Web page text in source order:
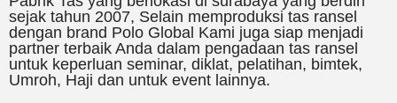
sejak tahun 2007, Selain memproduksi tas ransel
dengan brand Polo Global Kami juga siap menjadi
partner terbaik Anda dalam pengadaan tas ransel
untuk keperluan seminar, diklat, pelatihan, bimtek,
Umroh, Haji dan untuk event lainnya.